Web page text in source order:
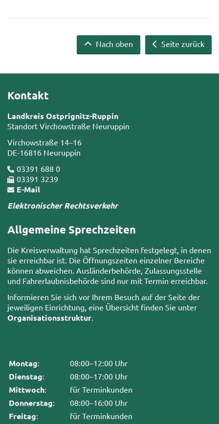
Seite zurück
Nach oben
Kontakt
Landkreis Ostprignitz-Ruppin
Standort Virchowstraße Neuruppin
Virchowstraße 14–16
DE-16816 Neuruppin
03391 688 0
03391 3239
E-Mail
Elektronischer Rechtsverkehr
Allgemeine Sprechzeiten
Die Kreisverwaltung hat Sprechzeiten festgelegt, in denen
sie erreichbar ist. Die Öffnungszeiten einzelner Bereiche
können abweichen. Ausländerbehörde, Zulassungsstelle
und Fahrerlaubnisbehörde sind nur mit Termin erreichbar.
Informieren Sie sich vor Ihrem Besuch auf der Seite der
jeweiligen Einrichtung, eine Übersicht finden Sie unter
Organisationsstruktur
Montag: 08:00–12:00 Uhr
Dienstag: 08:00–17:00 Uhr
Mittwoch: für Terminkunden
Donnerstag: 08:00–16:00 Uhr
Freitag: für Terminkunden